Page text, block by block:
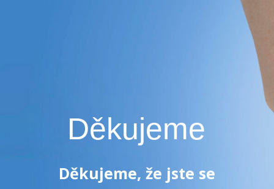
Děkujeme
Děkujeme, že jste se